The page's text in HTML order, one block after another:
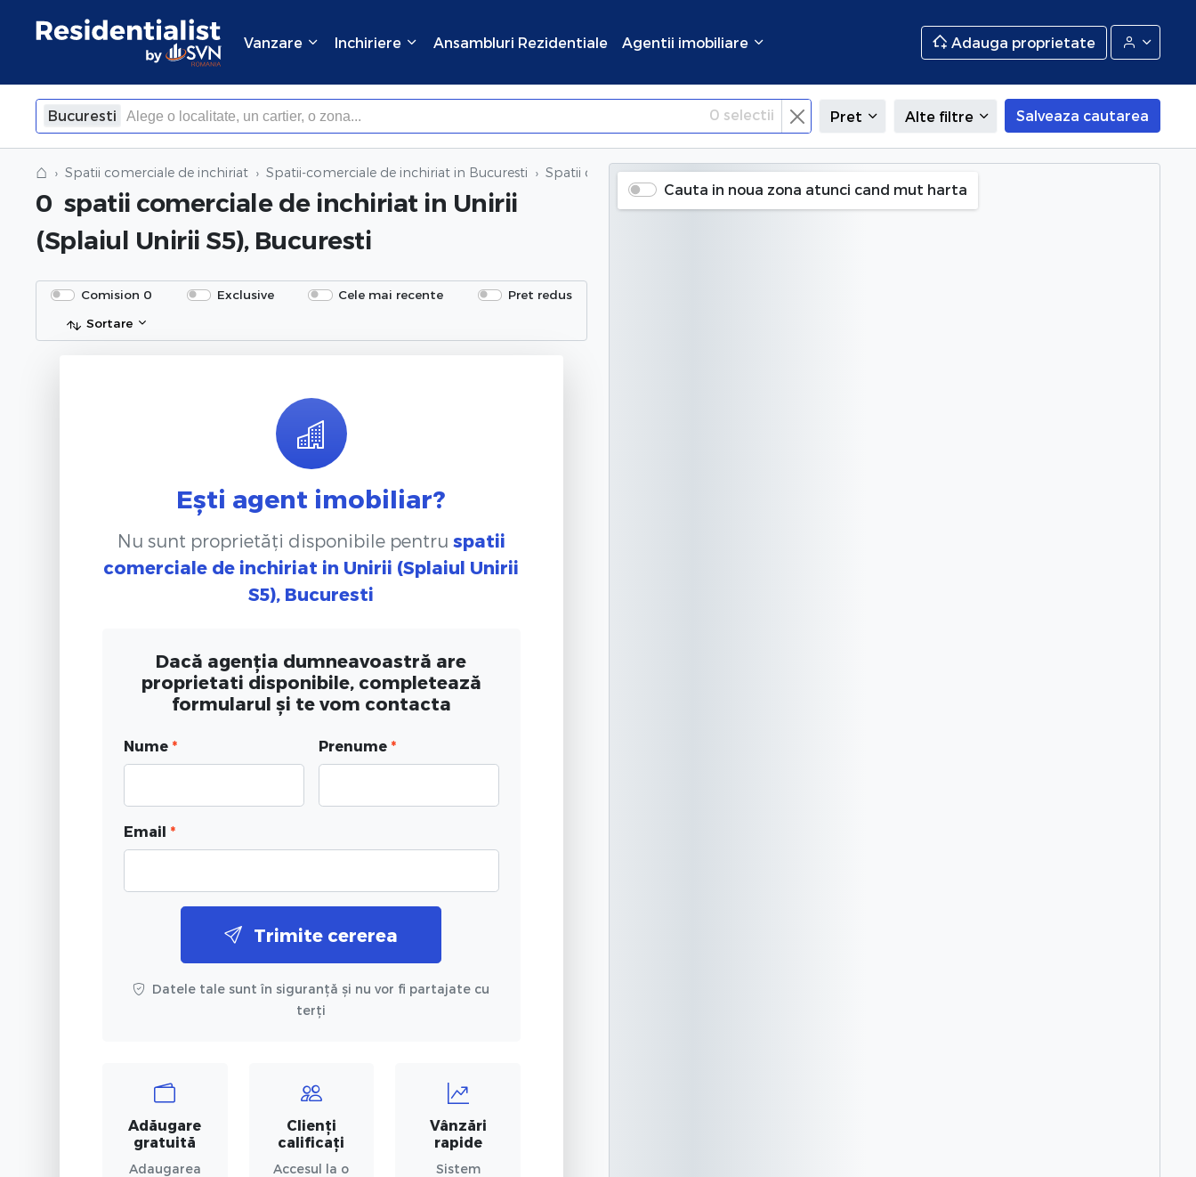
Vanzare Inchiriere Ansambluri Rezidentiale Agentii imobiliare Adauga proprietate
Bucuresti
×Inchide
0 selectii Pret Alte filtre Salveaza cautarea
⌂ Spatii comerciale de inchiriat Spatii-comerciale de inchiriat in Bucuresti Spatii comerciale de inchiriat in Unirii (Splaiul Unirii S5), Bucuresti
0 spatii comerciale de inchiriat in Unirii
(Splaiul Unirii S5), Bucuresti
Comision 0 Exclusive Cele mai recente
Pret redus
Sortare
Ești agent imobiliar?
Nu sunt proprietăți disponibile pentru spatii
comerciale de inchiriat in Unirii (Splaiul Unirii
S5), Bucuresti
Dacă agenția dumneavoastră are
proprietati disponibile, completează
formularul și te vom contacta
Nume * Prenume *
Email *
Trimite cererea
Datele tale sunt în siguranță și nu vor fi partajate cu
terți
Adăugare
gratuită
Adaugarea
Clienți
calificați
Accesul la o
Vânzări
rapide
Sistem
Cauta in noua zona atunci cand mut harta